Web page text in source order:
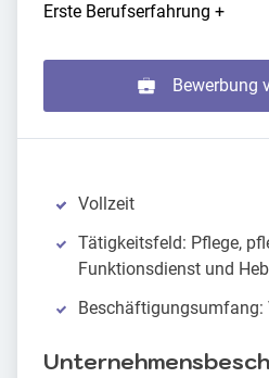
Erste Berufserfahrung +
Bewerbung
Vollzeit
Tätigkeitsfeld: Pflege,
Funktionsdienst und
Beschäftigungsumfang: